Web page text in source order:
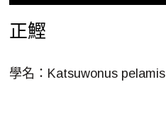
正鰹
學名：Katsuwonus pelamis